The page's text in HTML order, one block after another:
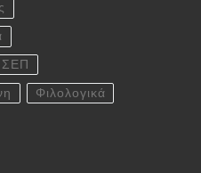
ΣΕΠ
Φιλολογικά